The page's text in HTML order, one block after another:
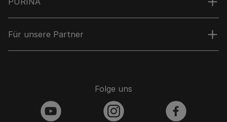
Für unsere Partner
Folge uns
youtube instagram facebook